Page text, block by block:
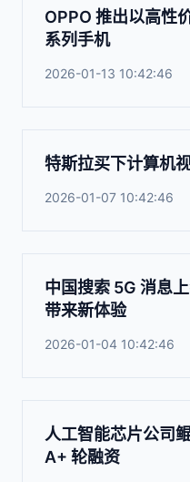
OPPO 推出以高性
系列手机
2026-01-13 10:42:46
特斯拉买下计算机
2026-01-07 10:42:46
中国搜索 5G 消息
带来新体验
2026-01-04 10:42:46
人工智能芯片公司
A+ 轮融资